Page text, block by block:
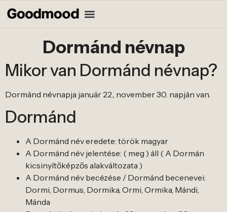
Dormánd névnap
Mikor van Dormánd névnap?
Dormánd névnapja január 22., november 30. napján van.
Dormánd
A Dormánd név eredete: török magyar
A Dormánd név jelentése: ( meg ) áll ( A Dormán
kicsinyítőképzős alakváltozata )
A Dormánd név becézése / Dormánd becenevei:
Dormi, Dormus, Dormika, Ormi, Ormika, Mándi,
Mánda